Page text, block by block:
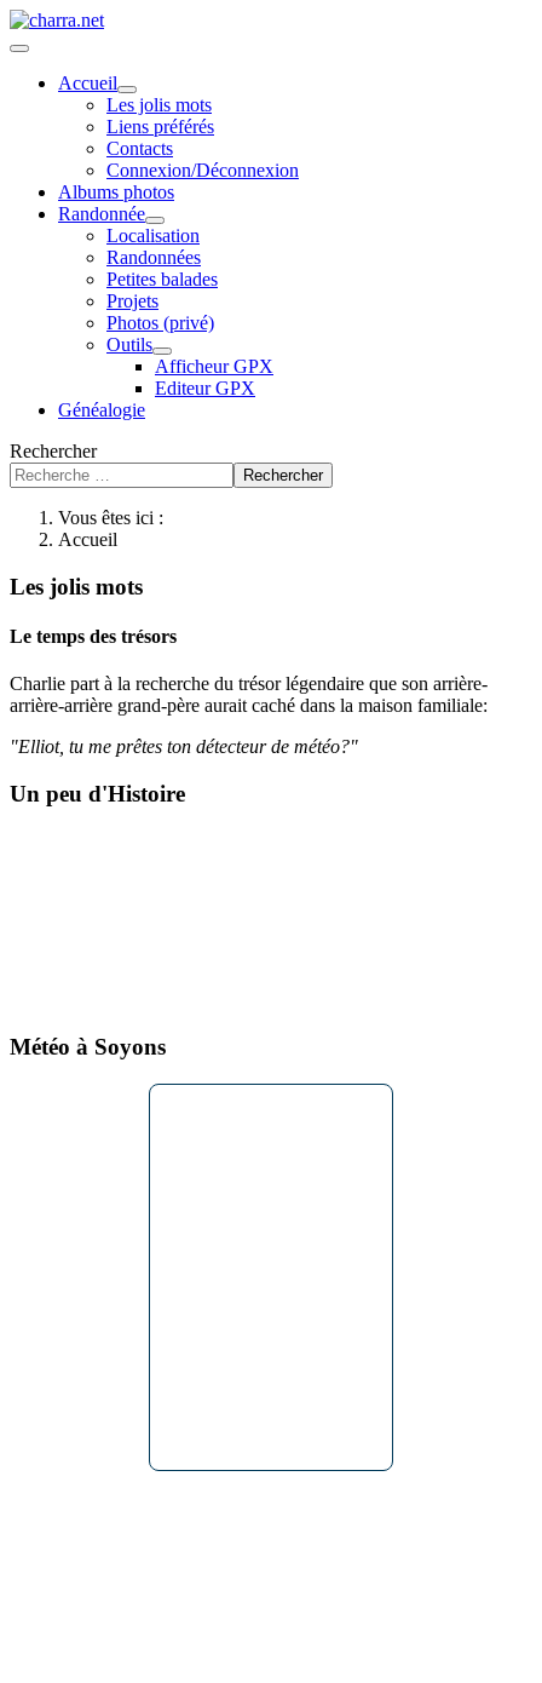
Accueil
Les jolis mots
Liens préférés
Contacts
Connexion/Déconnexion
Albums photos
Randonnée
Localisation
Randonnées
Petites balades
Projets
Photos (privé)
Outils
Afficheur GPX
Editeur GPX
Généalogie
Rechercher
Rechercher
Vous êtes ici :
Accueil
Les jolis mots
Le temps des trésors
Charlie part à la recherche du trésor légendaire que son arrière-
arrière-arrière grand-père aurait caché dans la maison familiale:
"Elliot, tu me prêtes ton détecteur de météo?"
Un peu d'Histoire
Météo à Soyons